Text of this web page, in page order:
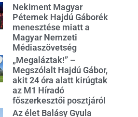
Nekiment Magyar
Péternek Hajdú Gáborék
menesztése miatt a
Magyar Nemzeti
Médiaszövetség
„Megaláztak!” –
Megszólalt Hajdú Gábor,
akit 24 óra alatt kirúgtak
az M1 Híradó
főszerkesztői posztjáról
Az élet Balásy Gyula